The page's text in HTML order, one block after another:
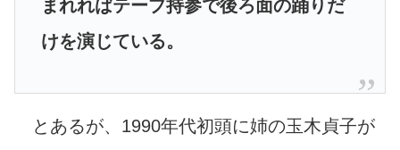
まれればテープ持参で後ろ面の踊りだ
けを演じている。
とあるが、1990年代初頭に姉の玉木貞子が